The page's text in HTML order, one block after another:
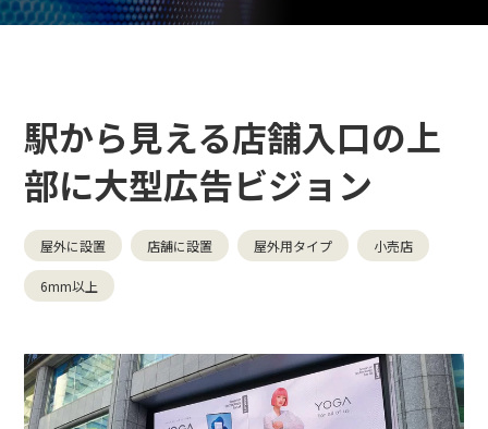
駅から見える店舗入口の上
部に大型広告ビジョン
屋外に設置 店舗に設置 屋外用タイプ 小売店
6mm以上